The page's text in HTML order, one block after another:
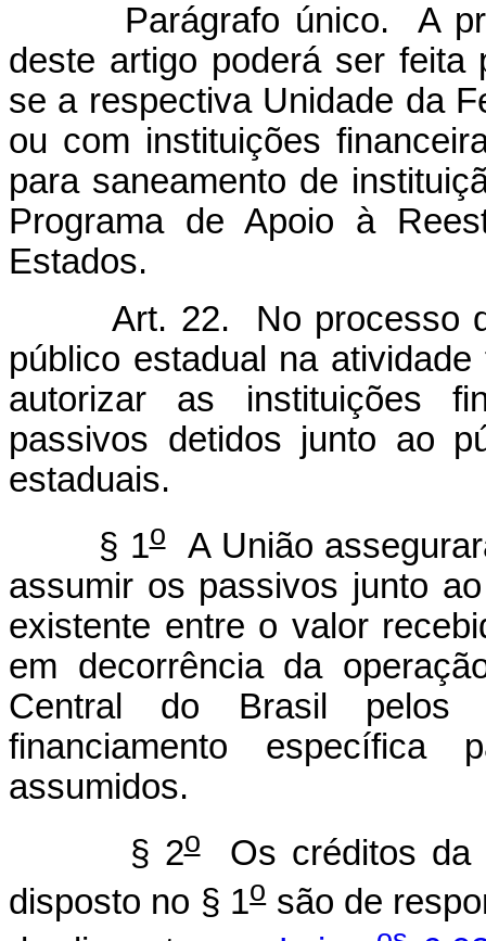
Parágrafo único. A
deste artigo poderá ser feita
se a respectiva Unidade da
ou com instituições
para saneamento de
Programa de Apoio à
Estados.
Art. 22. No processo
público estadual na
autorizar as instituições
passivos detidos junto ao
estaduais.
§ 1oA União
assumir os passivos junto
existente entre o valor
em decorrência da
Central do Brasil pelos
financiamento
assumidos.
§ 2oOs créditos da
disposto no § 1osão de